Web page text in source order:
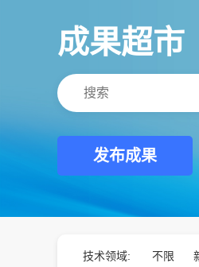
成果超市
发布成果
技术领域: 不限